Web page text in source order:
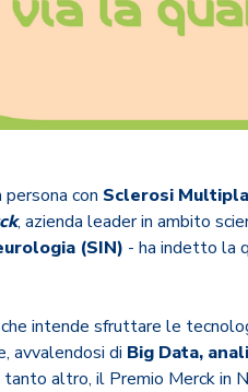
con Sclerosi Multipla
, azienda leader in ambito
(SIN) - ha indetto la
intende sfruttare le
avvalendosi di Big Data,
tanto altro, il Premio Merck in